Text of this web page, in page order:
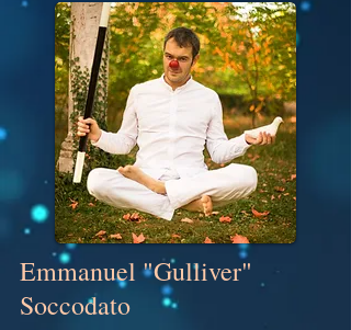
Emmanuel "Gulliver"
Soccodato